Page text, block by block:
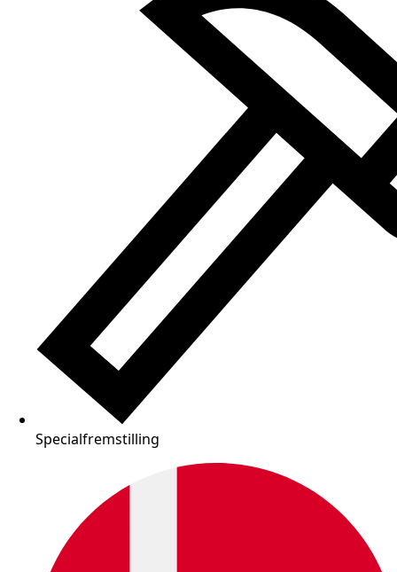
Specialfremstilling